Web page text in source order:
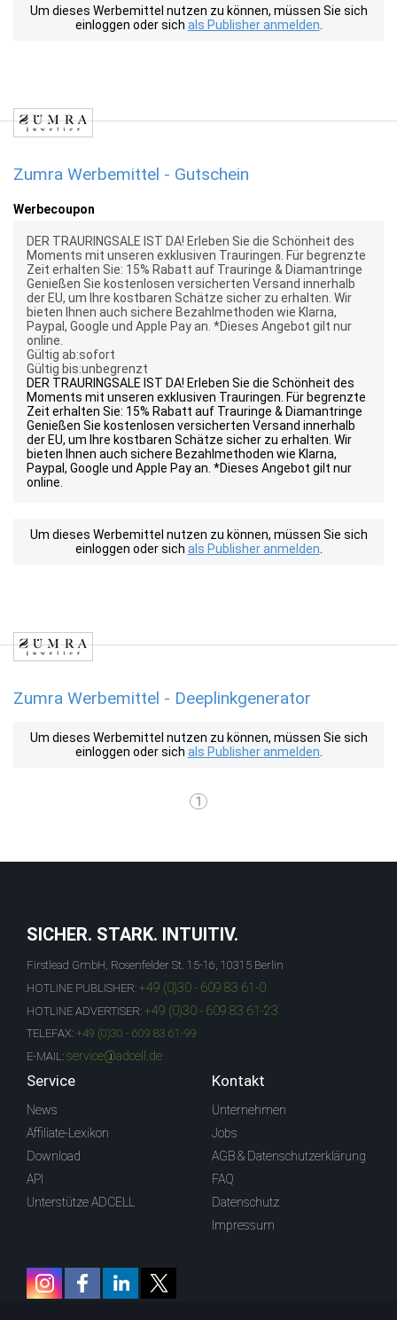
Um dieses Werbemittel nutzen zu können, müssen Sie sich
einloggen oder sich als Publisher anmelden
Zumra Werbemittel - Gutschein
Werbecoupon
DER TRAURINGSALE IST DA! Erleben Sie die Schönheit des
Moments mit unseren exklusiven Trauringen. Für begrenzte
Zeit erhalten Sie: 15% Rabatt auf Trauringe & Diamantringe
Genießen Sie kostenlosen versicherten Versand innerhalb
der EU, um Ihre kostbaren Schätze sicher zu erhalten. Wir
bieten Ihnen auch sichere Bezahlmethoden wie Klarna,
Paypal, Google und Apple Pay an. *Dieses Angebot gilt nur
online.
Gültig ab:sofort
Gültig bis:unbegrenzt
DER TRAURINGSALE IST DA! Erleben Sie die Schönheit des
Moments mit unseren exklusiven Trauringen. Für begrenzte
Zeit erhalten Sie: 15% Rabatt auf Trauringe & Diamantringe
Genießen Sie kostenlosen versicherten Versand innerhalb
der EU, um Ihre kostbaren Schätze sicher zu erhalten. Wir
bieten Ihnen auch sichere Bezahlmethoden wie Klarna,
Paypal, Google und Apple Pay an. *Dieses Angebot gilt nur
online.
Um dieses Werbemittel nutzen zu können, müssen Sie sich
einloggen oder sich als Publisher anmelden
Zumra Werbemittel - Deeplinkgenerator
Um dieses Werbemittel nutzen zu können, müssen Sie sich
einloggen oder sich als Publisher anmelden
1
SICHER. STARK. INTUITIV.
Firstlead GmbH, Rosenfelder St. 15-16, 10315 Berlin
HOTLINE PUBLISHER: +49 (0)30 - 609 83 61-0
HOTLINE ADVERTISER: +49 (0)30 - 609 83 61-23
TELEFAX: +49 (0)30 - 609 83 61-99
E-MAIL: service@adcell.de
Service
News
Affiliate-Lexikon
Download
API
Unterstütze ADCELL
Kontakt
Unternehmen
Jobs
AGB & Datenschutzerklärung
FAQ
Datenschutz
Impressum